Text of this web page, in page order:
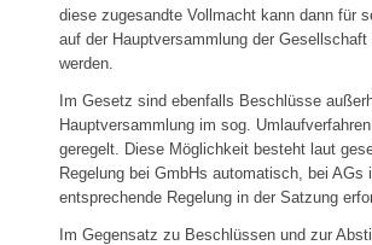
diese zugesandte Vollmacht kann dann für
auf der Hauptversammlung der Gesellschaft
werden.
Im Gesetz sind ebenfalls Beschlüsse
Hauptversammlung im sog.
geregelt. Diese Möglichkeit besteht laut
Regelung bei GmbHs automatisch, bei AGs
entsprechende Regelung in der Satzung
Im Gegensatz zu Beschlüssen und zur